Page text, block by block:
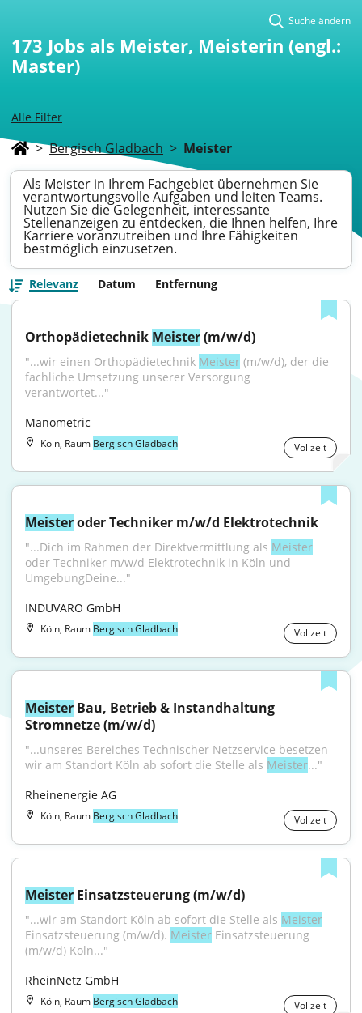
Alle Filter
Suche ändern
173 Jobs als Meister, Meisterin (engl.:
Master)
> Bergisch Gladbach > Meister
Als Meister in Ihrem Fachgebiet übernehmen Sie
verantwortungsvolle Aufgaben und leiten Teams.
Nutzen Sie die Gelegenheit, interessante
Stellenanzeigen zu entdecken, die Ihnen helfen, Ihre
Karriere voranzutreiben und Ihre Fähigkeiten
bestmöglich einzusetzen.
Relevanz Datum Entfernung
Orthopädietechnik Meister (m/w/d)
"...wir einen Orthopädietechnik Meister (m/w/d), der die
fachliche Umsetzung unserer Versorgung
verantwortet..."
Manometric
Köln, Raum Bergisch Gladbach Vollzeit
Meister oder Techniker m/w/d Elektrotechnik
"...Dich im Rahmen der Direktvermittlung als Meister
oder Techniker m/w/d Elektrotechnik in Köln und
UmgebungDeine..."
INDUVARO GmbH
Köln, Raum Bergisch Gladbach Vollzeit
Meister Bau, Betrieb & Instandhaltung
Stromnetze (m/w/d)
"...unseres Bereiches Technischer Netzservice besetzen
wir am Standort Köln ab sofort die Stelle als Meister..."
Rheinenergie AG
Köln, Raum Bergisch Gladbach Vollzeit
Meister Einsatzsteuerung (m/w/d)
"...wir am Standort Köln ab sofort die Stelle als Meister
Einsatzsteuerung (m/w/d). Meister Einsatzsteuerung
(m/w/d) Köln..."
RheinNetz GmbH
Köln, Raum Bergisch Gladbach Vollzeit